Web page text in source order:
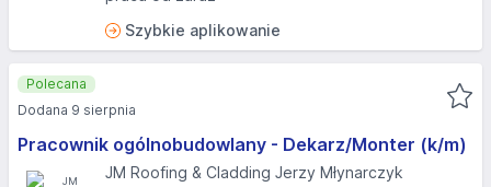
Szybkie aplikowanie
Pracownik ogólnobudowlany - Dekarz/Monter (k/m)
JM Roofing & Cladding Jerzy Młynarczyk
Polecana
Dodana 9 sierpnia